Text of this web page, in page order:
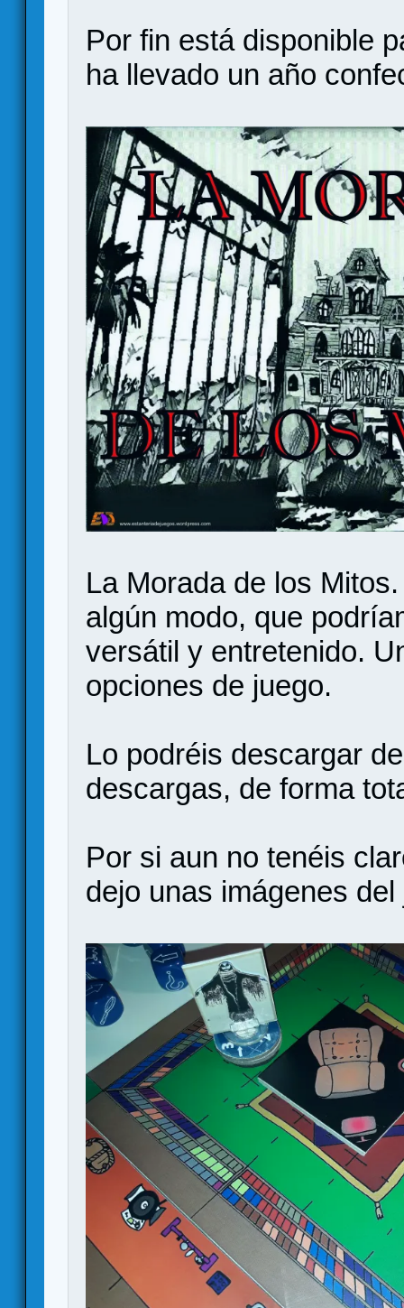
Por fin está disponible
ha llevado un año
La Morada de los
algún modo, que
versátil y entretenido.
opciones de juego.
Lo podréis descargar
descargas, de forma
Por si aun no tenéis
dejo unas imágenes del